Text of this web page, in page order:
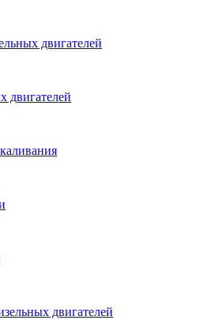
двигателей
двигателей
двигателей